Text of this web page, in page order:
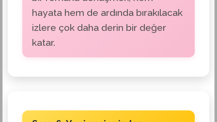
hayata hem de ardında bırakılacak
izlere çok daha derin bir değer
katar.